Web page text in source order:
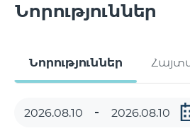
Նորություններ
Նորություններ